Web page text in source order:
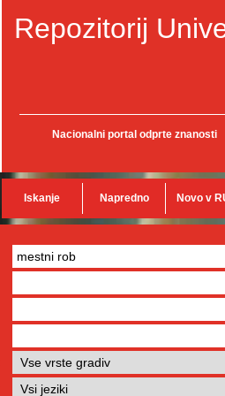
Repozitorij
Nacionalni portal odprte znanosti
Iskanje Napredno Novo v